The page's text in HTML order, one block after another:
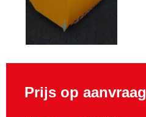
Prijs op aanvraag